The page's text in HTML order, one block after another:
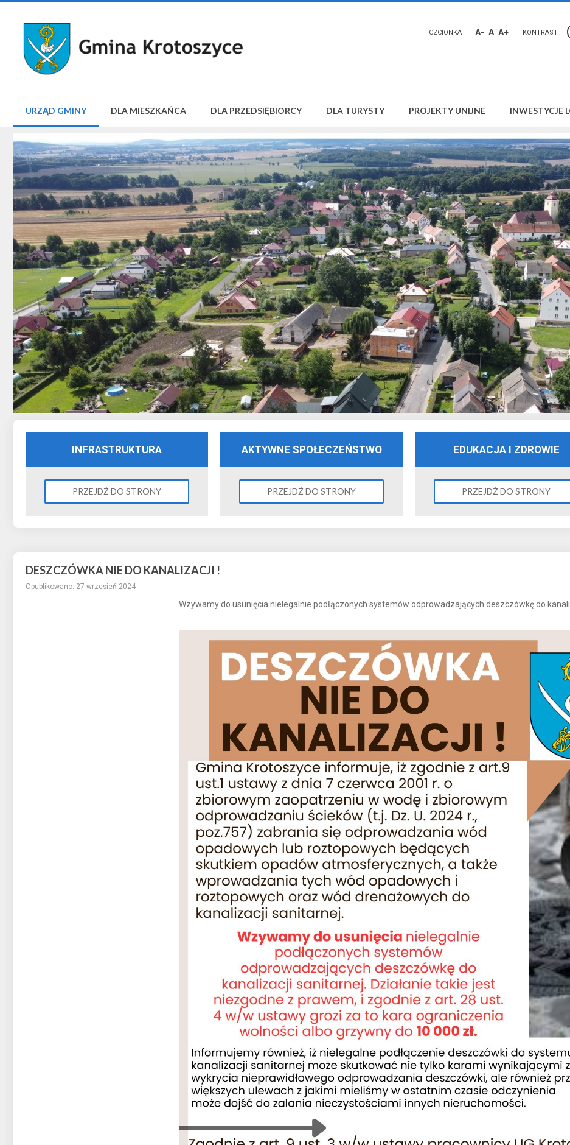
CZCIONKA A- A A+ KONTRAST
URZĄD GMINY DLA MIESZKAŃCA DLA PRZEDSIĘBIORCY DLA TURYSTY PROJEKTY UNIJNE INWESTYCJE
INFRASTRUKTURA
PRZEJDŹ DO STRONY
AKTYWNE SPOŁECZEŃSTWO
PRZEJDŹ DO STRONY
EDUKACJA I ZDROWIE
PRZEJDŹ DO STRONY
DESZCZÓWKA NIE DO KANALIZACJI !
Opublikowano: 27 wrzesień 2024
Wzywamy do usunięcia nielegalnie podłączonych systemów odprowadzających deszczówkę do